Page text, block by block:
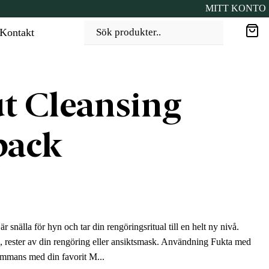
MITT KONTO
Kontakt Sök produkter..
Cleansing
snälla för hyn och tar din rengöringsritual till en helt ny nivå.
rester av din rengöring eller ansiktsmask. Användning Fukta med
med din favorit M...